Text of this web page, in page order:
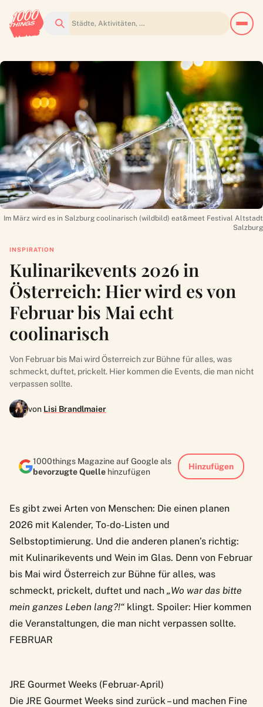
Suchen
Im März wird es in Salzburg coolinarisch (wildbild) eat&meet Festival Altstadt
Salzburg
INSPIRATION
Kulinarikevents 2026 in
Österreich: Hier wird es von
Februar bis Mai echt
coolinarisch
Von Februar bis Mai wird Österreich zur Bühne für alles, was
schmeckt, duftet, prickelt. Hier kommen die Events, die man nicht
verpassen sollte.
von Lisi Brandlmaier
1000things Magazine auf Google als
bevorzugte Quelle hinzufügen
Hinzufügen
Es gibt zwei Arten von Menschen: Die einen planen
2026 mit Kalender, To-do-Listen und
Selbstoptimierung. Und die anderen planen’s richtig:
mit Kulinarikevents und Wein im Glas. Denn von Februar
bis Mai wird Österreich zur Bühne für alles, was
schmeckt, prickelt, duftet und nach „Wo war das bitte
mein ganzes Leben lang?!“ klingt. Spoiler: Hier kommen
die Veranstaltungen, die man nicht verpassen sollte.
FEBRUAR
JRE Gourmet Weeks (Februar-April)
Die JRE Gourmet Weeks sind zurück – und machen Fine